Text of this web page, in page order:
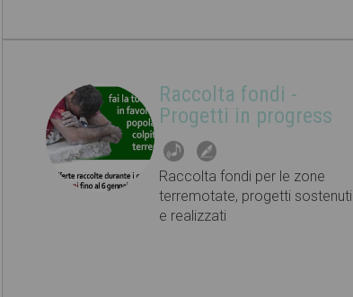
Raccolta fondi -
Progetti in progress
Raccolta fondi per le zone
terremotate, progetti sostenuti
e realizzati